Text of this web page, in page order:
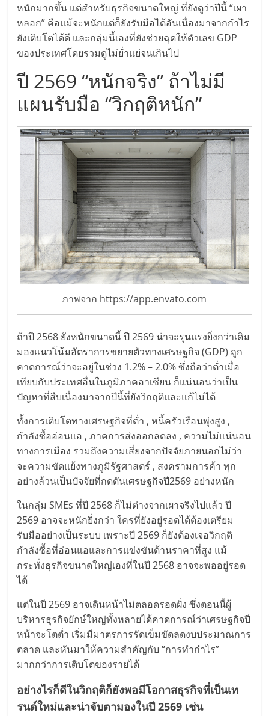
หนักมากขึ้น แต่สำหรับธุรกิจขนาดใหญ่ ที่ยังดูว่าปีนี้ “เผา
หลอก” คือแม้จะหนักแต่ก็ยังรับมือได้อันเนื่องมาจากกำไร
ยังเติบโตได้ดี และกลุ่มนี้เองที่ยังช่วยฉุดให้ตัวเลข GDP
ของประเทศโดยรวมดูไม่ย่ำแย่จนเกินไป
ปี 2569 “หนักจริง” ถ้าไม่มี
แผนรับมือ “วิกฤติหนัก”
ภาพจาก https://app.envato.com
ถ้าปี 2568 ยังหนักขนาดนี้ ปี 2569 น่าจะรุนแรงยิ่งกว่าเดิม
มองแนวโน้มอัตราการขยายตัวทางเศรษฐกิจ (GDP) ถูก
คาดการณ์ว่าจะอยู่ในช่วง 1.2% – 2.0% ซึ่งถือว่าต่ำเมื่อ
เทียบกับประเทศอื่นในภูมิภาคอาเซียน ก็แน่นอนว่าเป็น
ปัญหาที่สืบเนื่องมาจากปีนี้ที่ยังวิกฤติและแก้ไม่ได้
ทั้งการเติบโตทางเศรษฐกิจที่ต่ำ , หนี้ครัวเรือนพุ่งสูง ,
กำลังซื้ออ่อนแอ , ภาคการส่งออกลดลง , ความไม่แน่นอน
ทางการเมือง รวมถึงความเสี่ยงจากปัจจัยภายนอกไม่ว่า
จะความขัดแย้งทางภูมิรัฐศาสตร์ , สงครามการค้า ทุก
อย่างล้วนเป็นปัจจัยที่กดดันเศรษฐกิจปี2569 อย่างหนัก
ในกลุ่ม SMEs ที่ปี 2568 ก็ไม่ต่างจากเผาจริงไปแล้ว ปี
2569 อาจจะหนักยิ่งกว่า ใครที่ยังอยู่รอดได้ต้องเตรียม
รับมืออย่างเป็นระบบ เพราะปี 2569 ก็ยังต้องเจอวิกฤติ
กำลังซื้อที่อ่อนแอและการแข่งขันด้านราคาที่สูง แม้
กระทั่งธุรกิจขนาดใหญ่เองที่ในปี 2568 อาจจะพออยู่รอด
ได้
แต่ในปี 2569 อาจเดินหน้าไม่ตลอดรอดฝั่ง ซึ่งตอนนี้ผู้
บริหารธุรกิจยักษ์ใหญ่ทั้งหลายได้คาดการณ์ว่าเศรษฐกิจปี
หน้าจะโตต่ำ เริ่มมีมาตรการรัดเข็มขัดลดงบประมาณการ
ตลาด และหันมาให้ความสำคัญกับ “การทำกำไร”
มากกว่าการเติบโตของรายได้
อย่างไรก็ดีในวิกฤติก็ยังพอมีโอกาสธุรกิจที่เป็นเท
รนด์ใหม่และน่าจับตามองในปี 2569 เช่น